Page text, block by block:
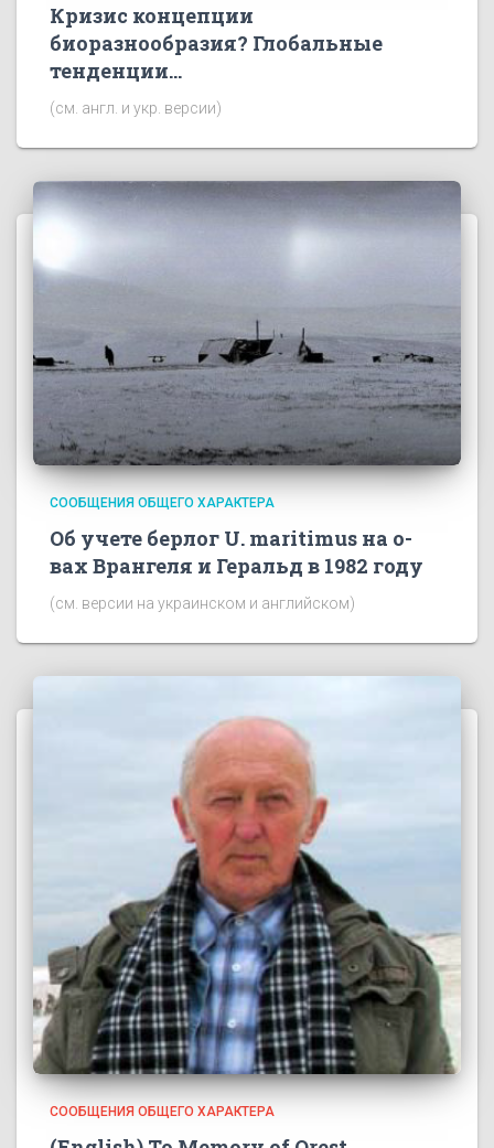
Кризис концепции
биоразнообразия? Глобальные
тенденции…
(см. англ. и укр. версии)
СООБЩЕНИЯ ОБЩЕГО ХАРАКТЕРА
Об учете берлог U. maritimus на о-
вах Врангеля и Геральд в 1982 году
(см. версии на украинском и английском)
СООБЩЕНИЯ ОБЩЕГО ХАРАКТЕРА